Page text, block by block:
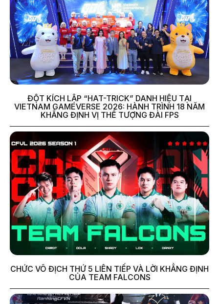
ĐỘT KÍCH LẬP “HAT-TRICK” DANH HIỆU TẠI
VIETNAM GAMEVERSE 2026: HÀNH TRÌNH 18 NĂM
KHẲNG ĐỊNH VỊ THẾ TƯỢNG ĐÀI FPS
CHỨC VÔ ĐỊCH THỨ 5 LIÊN TIẾP VÀ LỜI KHẲNG ĐỊNH
CỦA TEAM FALCONS